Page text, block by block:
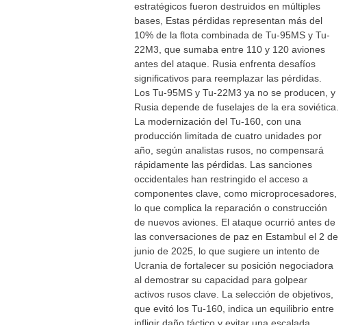
estratégicos fueron destruidos en múltiples
bases, Estas pérdidas representan más del
10% de la flota combinada de Tu-95MS y Tu-
22M3, que sumaba entre 110 y 120 aviones
antes del ataque. Rusia enfrenta desafíos
significativos para reemplazar las pérdidas.
Los Tu-95MS y Tu-22M3 ya no se producen, y
Rusia depende de fuselajes de la era soviética.
La modernización del Tu-160, con una
producción limitada de cuatro unidades por
año, según analistas rusos, no compensará
rápidamente las pérdidas. Las sanciones
occidentales han restringido el acceso a
componentes clave, como microprocesadores,
lo que complica la reparación o construcción
de nuevos aviones. El ataque ocurrió antes de
las conversaciones de paz en Estambul el 2 de
junio de 2025, lo que sugiere un intento de
Ucrania de fortalecer su posición negociadora
al demostrar su capacidad para golpear
activos rusos clave. La selección de objetivos,
que evitó los Tu-160, indica un equilibrio entre